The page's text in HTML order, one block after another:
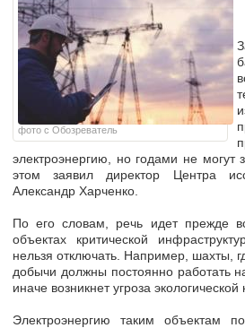
фото с Обозреватель
электроэнергию, но годами не могут
этом заявил директор Центра
Александр Харченко.
По его словам, речь идет прежде
объектах критической
нельзя отключать. Например, шахты,
добычи должны постоянно работать
иначе возникнет угроза экологической
Электроэнергию таким объектам